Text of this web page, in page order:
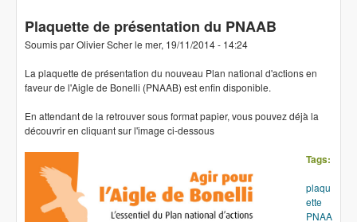
Plaquette de présentation du PNAAB
Soumis parOlivier Scherle mer, 19/11/2014 - 14:24
La plaquette de présentation du nouveau Plan national d'actions en
faveur de l'Aigle de Bonelli (PNAAB) est enfin disponible.
En attendant de la retrouver sous format papier, vous pouvez déjà la
découvrir en cliquant sur l'image ci-dessous
Tags:
plaqu
ette
PNAA